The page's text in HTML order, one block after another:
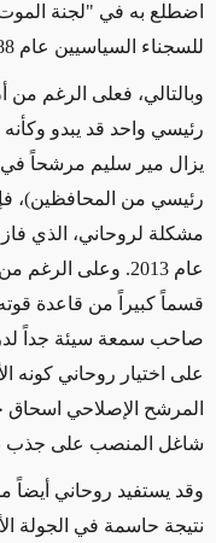
اضطلع به في "لجنة
للسجناء السياسيين عام 1988.
وبالتالي، فعلى الرغم
رئيسي واحد قد يبدو
يزال مير سليم مرشحاً في
رئيسي من المحافظين)،
عام 2013. وعلى
قسماً كبيراً من قاعدة
صاحب سمعة سيئة جداً
على اختيار روحاني كونه
المرشح الإصلاحي اسحاق
شاغل المنصب على جذب
وقد يستفيد روحاني أيضاً
نتيجة حاسمة في الجولة